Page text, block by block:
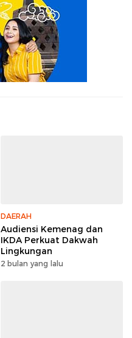
DAERAH
Audiensi Kemenag dan
IKDA Perkuat Dakwah
Lingkungan
2 bulan yang lalu